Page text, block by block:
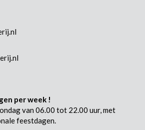
per week !
van 06.00 tot 22.00 uur, met
feestdagen.